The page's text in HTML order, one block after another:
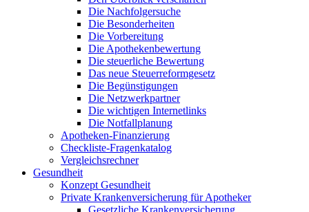
Die Nachfolgersuche
Die Besonderheiten
Die Vorbereitung
Die Apothekenbewertung
Die steuerliche Bewertung
Das neue Steuerreformgesetz
Die Begünstigungen
Die Netzwerkpartner
Die wichtigen Internetlinks
Die Notfallplanung
Apotheken-Finanzierung
Checkliste-Fragenkatalog
Vergleichsrechner
Gesundheit
Konzept Gesundheit
Private Krankenversicherung für Apotheker
Gesetzliche Krankenversicherung